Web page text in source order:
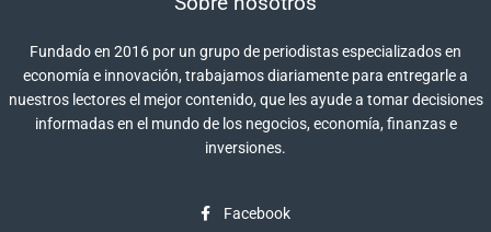
Fundado en 2016 por un grupo de periodistas especializados en
economía e innovación, trabajamos diariamente para entregarle a
nuestros lectores el mejor contenido, que les ayude a tomar decisiones
informadas en el mundo de los negocios, economía, finanzas e
inversiones.
Facebook